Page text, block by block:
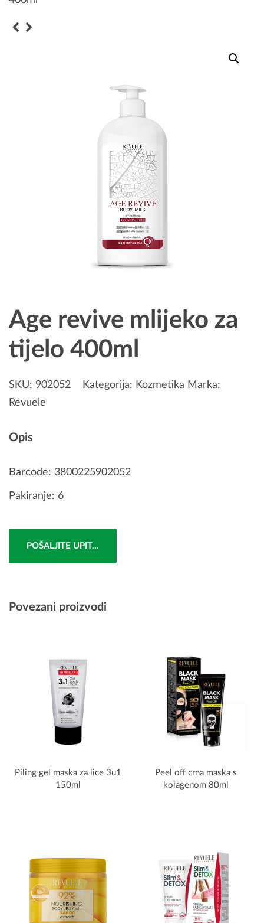
Age revive mlijeko za
tijelo 400ml
SKU: 902052 Kategorija: Kozmetika Marka:
Revuele
Opis
Barcode: 3800225902052
Pakiranje: 6
POŠALJITE UPIT...
Povezani proizvodi
Piling gel maska za lice 3u1
150ml
Peel off crna maska s
kolagenom 80ml